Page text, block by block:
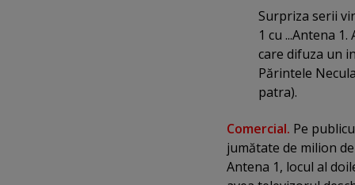
Surpriza serii
1 cu ...Antena
care difuza un
Părintele
patra).
Comercial. Pe
jumătate de milion
Antena 1, locul al